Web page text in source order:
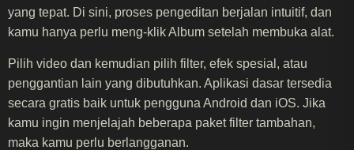
yang tepat. Di sini, proses pengeditan berjalan intuitif, dan
kamu hanya perlu meng-klik Album setelah membuka alat.
Pilih video dan kemudian pilih filter, efek spesial, atau
penggantian lain yang dibutuhkan. Aplikasi dasar tersedia
secara gratis baik untuk pengguna Android dan iOS. Jika
kamu ingin menjelajah beberapa paket filter tambahan,
maka kamu perlu berlangganan.